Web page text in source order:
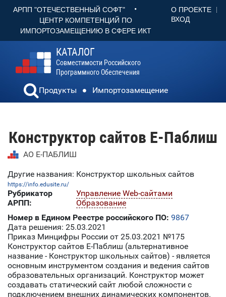
АРПП "ОТЕЧЕСТВЕННЫЙ СОФТ" •
ЦЕНТР КОМПЕТЕНЦИЙ ПО
ИМПОРТОЗАМЕЩЕНИЮ В СФЕРЕ ИКТ
О ПРОЕКТЕ
ВХОД
КАТАЛОГ
Совместимости Российского
Программного Обеспечения
Продукты Импортозамещение
Конструктор сайтов Е-Паблиш
АО Е-ПАБЛИШ
Другие названия: Конструктор школьных сайтов
https://info.edusite.ru/
Рубрикатор
АРПП:
Управление Web-сайтами
Образование
Номер в Едином Реестре российского ПО: 9867
Дата решения: 25.03.2021
Приказ Минцифры России от 25.03.2021 №175
Конструктор сайтов Е-Паблиш (альтернативное
название - Конструктор школьных сайтов) - является
основным инструментом создания и ведения сайтов
образовательных организаций. Конструктор может
создавать статический сайт любой сложности с
подключением внешних динамических компонентов.